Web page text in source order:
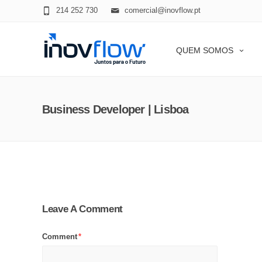
comercial@inovflow.pt
214 252 730
QUEM SOMOS
Business Developer | Lisboa
Leave A Comment
Comment*
modal-check